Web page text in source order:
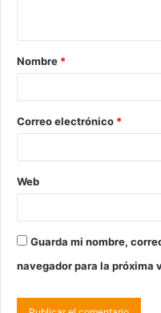
Nombre *
Correo electrónico *
Web
Guarda mi nombre,
navegador para la próxima